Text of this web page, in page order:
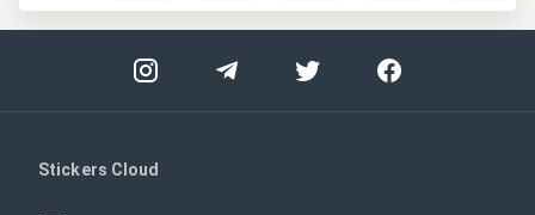
Stickers Cloud